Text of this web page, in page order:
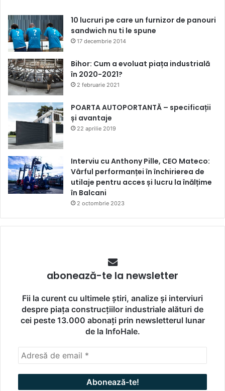
10 lucruri pe care un furnizor de panouri
sandwich nu ti le spune
17 decembrie 2014
Bihor: Cum a evoluat piața industrială
în 2020-2021?
2 februarie 2021
POARTA AUTOPORTANTĂ – specificații
și avantaje
22 aprilie 2019
Interviu cu Anthony Pille, CEO Mateco:
Vârful performanței în închirierea de
utilaje pentru acces și lucru la înălțime
în Balcani
2 octombrie 2023
abonează-te la newsletter
Fii la curent cu ultimele știri, analize și interviuri
despre piața construcțiilor industriale alături de
cei peste 13.000 abonați prin newsletterul lunar
de la InfoHale.